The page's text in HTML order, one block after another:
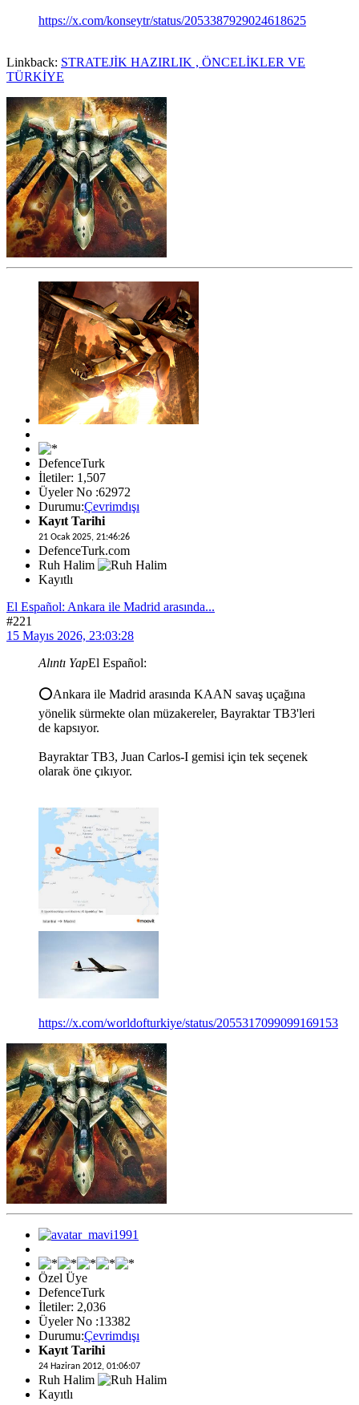
https://x.com/konseytr/status/2053387929024618625
Linkback: STRATEJİK HAZIRLIK , ÖNCELİKLER VE
TÜRKİYE
DefenceTurk
İletiler: 1,507
Üyeler No :62972
Durumu:Çevrimdışı
Kayıt Tarihi
21 Ocak 2025, 21:46:26
DefenceTurk.com
Ruh Halim
Kayıtlı
El Español: Ankara ile Madrid arasında...
#221
15 Mayıs 2026, 23:03:28
Alıntı YapEl Español:
⭕️Ankara ile Madrid arasında KAAN savaş uçağına
yönelik sürmekte olan müzakereler, Bayraktar TB3'leri
de kapsıyor.
Bayraktar TB3, Juan Carlos-I gemisi için tek seçenek
olarak öne çıkıyor.
https://x.com/worldofturkiye/status/2055317099099169153
Özel Üye
DefenceTurk
İletiler: 2,036
Üyeler No :13382
Durumu:Çevrimdışı
Kayıt Tarihi
24 Haziran 2012, 01:06:07
Ruh Halim
Kayıtlı